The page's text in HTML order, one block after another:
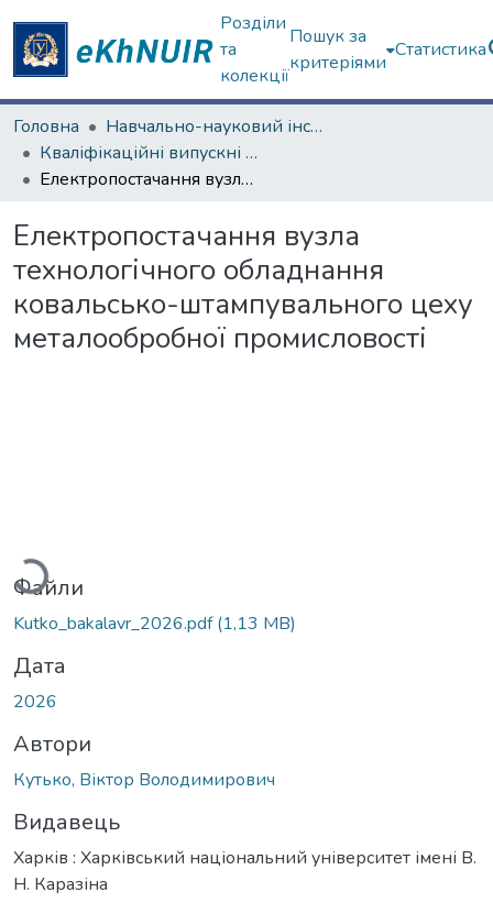
Розділи
та
колекції
Пошук за
критеріями
Статистика
Головна
Навчально-науковий інститут «Українська інженерно-педагогічна академія»
Кваліфікаційні випускні роботи бакалаврів. Навчально-науковий інститут «Українська інженерно-педагогічна академія»
Електропостачання вузла технологічного обладнання ковальсько-штампувального цеху металообробної промисловості
Електропостачання вузла
технологічного обладнання
ковальсько-штампувального цеху
металообробної промисловості
Вантажиться...
Файли
Kutko_bakalavr_2026.pdf(1,13 MB)
Дата
2026
Автори
Кутько, Віктор Володимирович
Видавець
Харків : Харківський національний університет імені В.
Н. Каразіна